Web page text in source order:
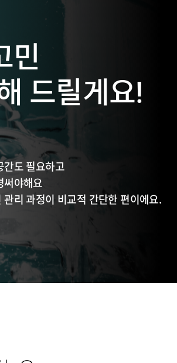
민
드릴게요!
간도 필요하고
써야해요
리 과정이 비교적 간단한 편이에요.